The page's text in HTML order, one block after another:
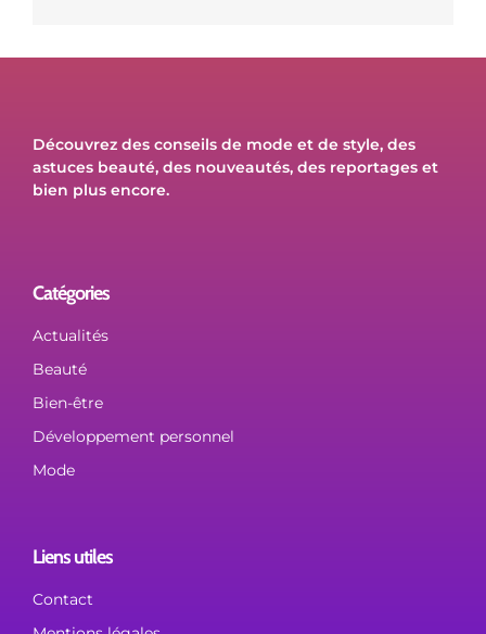
Découvrez des conseils de mode et de style, des
astuces beauté, des nouveautés, des reportages et
bien plus encore.
Catégories
Actualités
Beauté
Bien-être
Développement personnel
Mode
Liens utiles
Contact